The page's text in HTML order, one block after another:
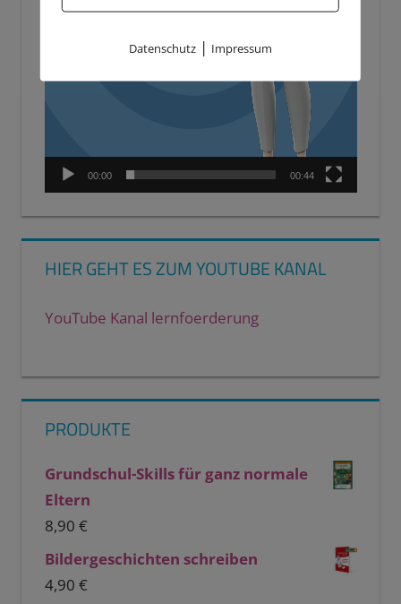
00:00 00:44
HIER GEHT ES ZUM YOUTUBE KANAL
YouTube Kanal lernfoerderung
PRODUKTE
Grundschul-Skills für ganz normale
Eltern
8,90 €
Bildergeschichten schreiben
4,90 €
Datenschutz| Impressum